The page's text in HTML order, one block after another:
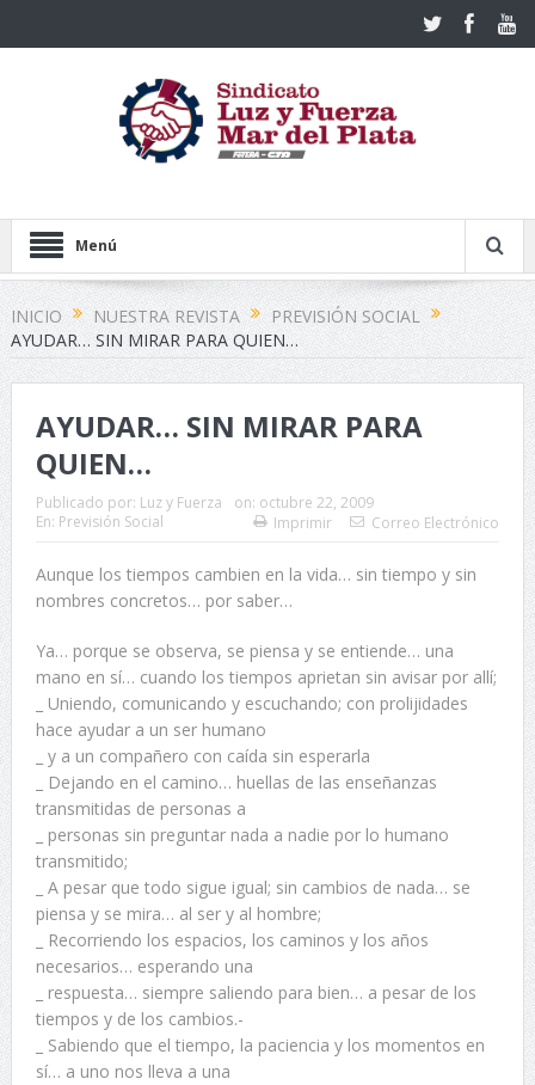
Menú
INICIO NUESTRA REVISTA
PREVISIÓN SOCIAL
AYUDAR… SIN MIRAR PARA QUIEN…
AYUDAR… SIN MIRAR PARA
QUIEN…
Publicado por: Luz y Fuerza on: octubre 22, 2009
En: Previsión Social Imprimir Correo Electrónico
Aunque los tiempos cambien en la vida… sin tiempo y sin
nombres concretos… por saber…
Ya… porque se observa, se piensa y se entiende… una
mano en sí… cuando los tiempos aprietan sin avisar por allí;
_ Uniendo, comunicando y escuchando; con prolijidades
hace ayudar a un ser humano
_ y a un compañero con caída sin esperarla
_ Dejando en el camino… huellas de las enseñanzas
transmitidas de personas a
_ personas sin preguntar nada a nadie por lo humano
transmitido;
_ A pesar que todo sigue igual; sin cambios de nada… se
piensa y se mira… al ser y al hombre;
_ Recorriendo los espacios, los caminos y los años
necesarios… esperando una
_ respuesta… siempre saliendo para bien… a pesar de los
tiempos y de los cambios.-
_ Sabiendo que el tiempo, la paciencia y los momentos en
sí… a uno nos lleva a una